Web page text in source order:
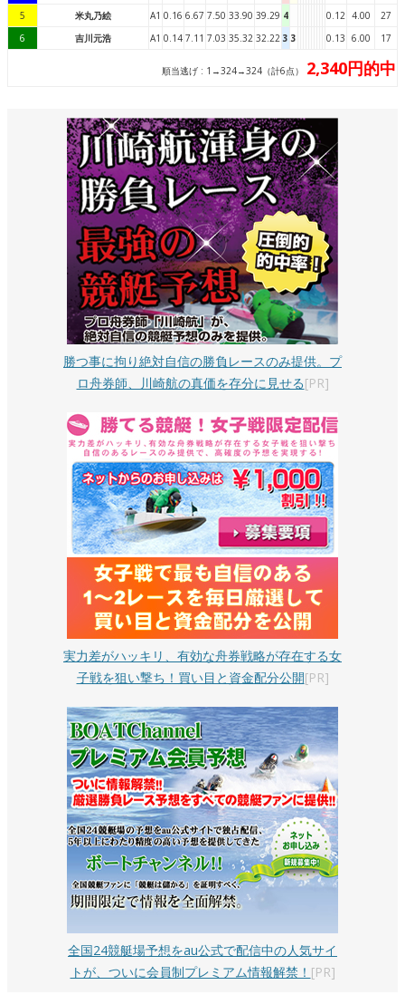
5
米丸乃絵 A1 0.16 6.67 7.50 33.90 39.29 4 0.12 4.00
27
6
吉川元浩 A1 0.14 7.11 7.03 35.32 32.22 3 3 0.13 6.00 17
順当逃げ : 1→324→324（計6点） 2,340円的中
勝つ事に拘り絶対自信の勝負レースのみ提供。プ
ロ舟券師、川崎航の真価を存分に見せる[PR]
実力差がハッキリ、有効な舟券戦略が存在する女
子戦を狙い撃ち！買い目と資金配分公開[PR]
全国24競艇場予想をau公式で配信中の人気サイ
トが、ついに会員制プレミアム情報解禁！ [PR]